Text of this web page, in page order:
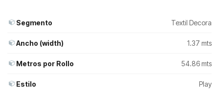
Segmento Textil Decora
Ancho (width) 1.37 mts
Metros por Rollo 54.86 mts
Estilo Play